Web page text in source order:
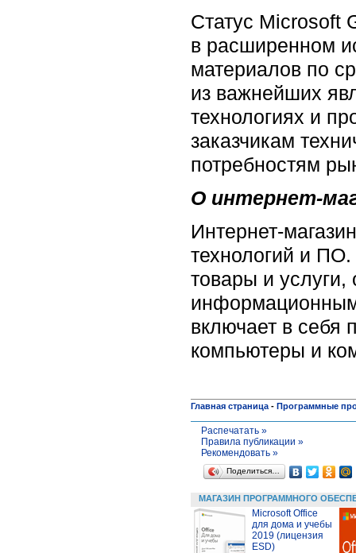
Статус Microsoft
в расширенном
материалов по
из важнейших
технологиях и
заказчикам
потребностям
О интернет-
Интернет-
технологий и ПО.
товары и услуги,
информационным
включает в себя
компьютеры и
Главная страница - Программные
Распечатать »
Правила публикации »
Рекомендовать »
Поделиться…
МАГАЗИН ПРОГРАММНОГО
Microsoft Office
для дома и учебы
2019 (лицензия
ESD)